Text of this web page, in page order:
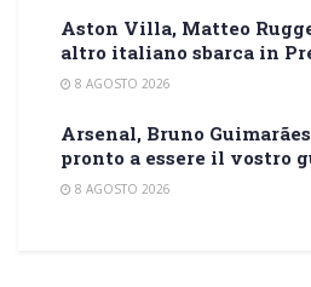
Aston Villa, Matteo
altro italiano sbarca in
8 AGOSTO 2026
Arsenal, Bruno
pronto a essere il vostro
8 AGOSTO 2026